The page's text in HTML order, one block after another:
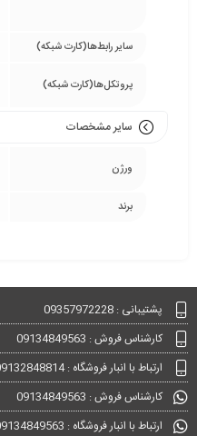
سایر رابط‌ها(کارت شبکه)
پروتکل‌ها(کارت شبکه)
سایر مشخصات
ورژن
برند
پشتیبانی : 09357972228
کارشناس فروش : 09134849563
ارتباط با انبار فروشگاه : 09132848814
کارشناس فروش : 09134849563
ارتباط با انبار فروشگاه : 09134849563